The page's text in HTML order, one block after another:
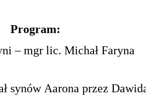
Program:
– mgr lic. Michał Faryna
synówAarona przez